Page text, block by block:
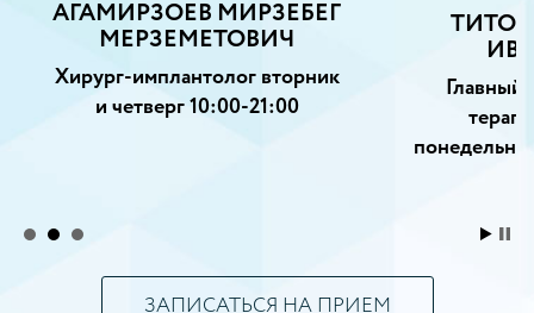
АГАМИРЗОЕВ МИРЗЕБЕГ
МЕРЗЕМЕТОВИЧ
Хирург-имплантолог вторник
и четверг 10:00-21:00
ТИТОВ
Главный
ЗАПИСАТЬСЯ НА ПРИЕМ